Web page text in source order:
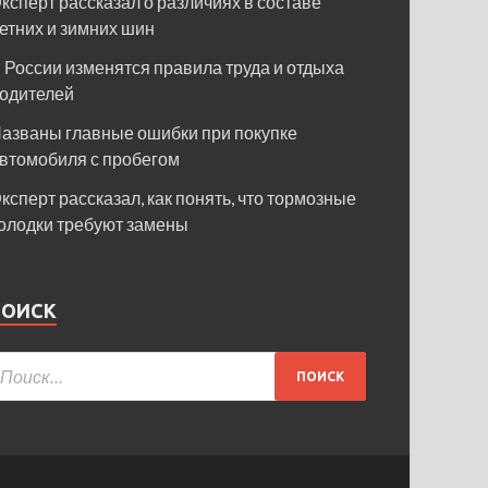
и зимних шин
России изменятся правила труда и отдыха
главные ошибки при покупке
с пробегом
рассказал, как понять, что тормозные
требуют замены